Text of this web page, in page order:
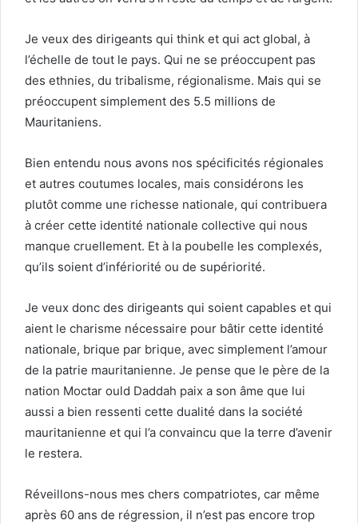
Je veux des dirigeants qui think et qui act global, à
l’échelle de tout le pays. Qui ne se préoccupent pas
des ethnies, du tribalisme, régionalisme. Mais qui se
préoccupent simplement des 5.5 millions de
Mauritaniens.
Bien entendu nous avons nos spécificités régionales
et autres coutumes locales, mais considérons les
plutôt comme une richesse nationale, qui contribuera
à créer cette identité nationale collective qui nous
manque cruellement. Et à la poubelle les complexés,
qu’ils soient d’infériorité ou de supériorité.
Je veux donc des dirigeants qui soient capables et qui
aient le charisme nécessaire pour bâtir cette identité
nationale, brique par brique, avec simplement l’amour
de la patrie mauritanienne. Je pense que le père de la
nation Moctar ould Daddah paix a son âme que lui
aussi a bien ressenti cette dualité dans la société
mauritanienne et qui l’a convaincu que la terre d’avenir
le restera.
Réveillons-nous mes chers compatriotes, car même
après 60 ans de régression, il n’est pas encore trop